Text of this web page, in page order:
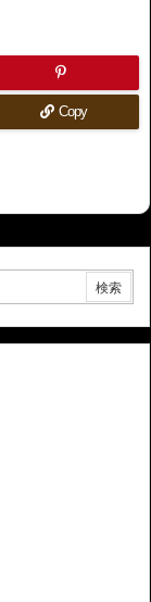
Copy